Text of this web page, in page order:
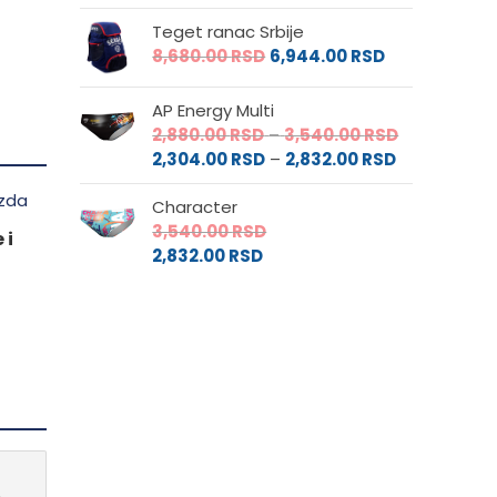
i
Teget ranac Srbije
8,680.00RSD 6,944.00RSD
AP Energy Multi
2,880.00RSD–3,540.00RSDRaspon
od
2,304.00RSD – 2,832.00RSDRaspon
cena:
Character
3,540.00RSD
2,832.00RSD